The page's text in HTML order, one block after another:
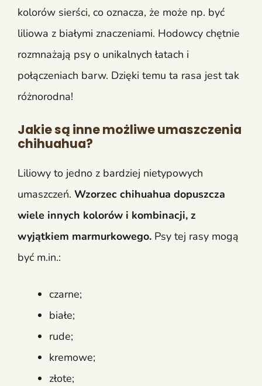
kolorów sierści, co oznacza, że może np. być
liliowa z białymi znaczeniami. Hodowcy chętnie
rozmnażają psy o unikalnych łatach i
połączeniach barw. Dzięki temu ta rasa jest tak
różnorodna!
Jakie są inne możliwe umaszczenia
chihuahua?
Liliowy to jedno z bardziej nietypowych
umaszczeń. Wzorzec chihuahua dopuszcza
wiele innych kolorów i kombinacji, z
wyjątkiem marmurkowego. Psy tej rasy mogą
być m.in.:
czarne;
białe;
rude;
kremowe;
złote;